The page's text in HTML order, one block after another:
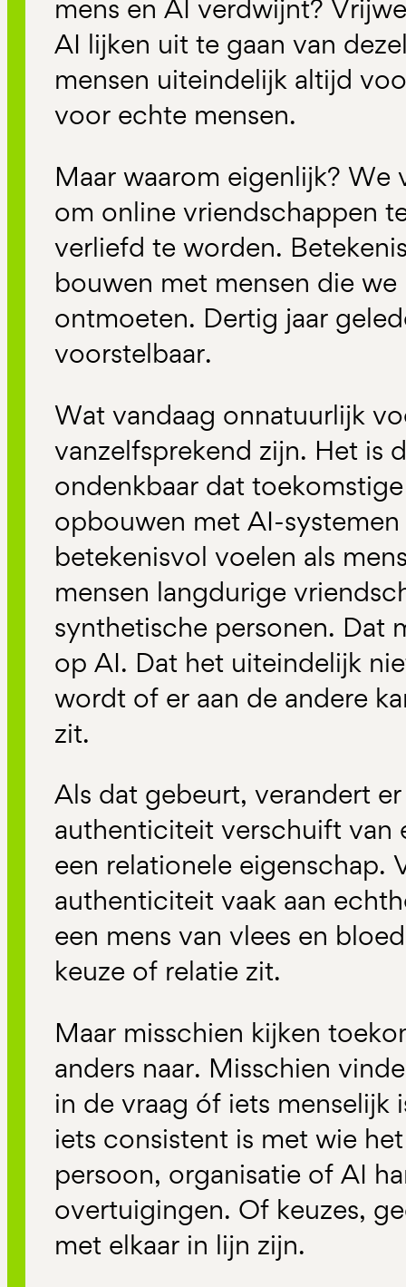
mens en AI verdwijnt?
AI lijken uit te gaan van
mensen uiteindelijk altijd
voor echte mensen.
Maar waarom eigenlijk? We
om online vriendschappen
verliefd te worden.
bouwen met mensen die
ontmoeten. Dertig jaar
voorstelbaar.
Wat vandaag onnatuurlijk
vanzelfsprekend zijn. Het is
ondenkbaar dat
opbouwen met AI-
betekenisvol voelen als
mensen langdurige
synthetische personen. Dat
op AI. Dat het uiteindelijk
wordt of er aan de andere
zit.
Als dat gebeurt, verandert
authenticiteit verschuift van
een relationele eigenschap.
authenticiteit vaak aan
een mens van vlees en
keuze of relatie zit.
Maar misschien kijken
anders naar. Misschien
in de vraag óf iets menselijk
iets consistent is met wie
persoon, organisatie of AI
overtuigingen. Of keuzes,
met elkaar in lijn zijn.